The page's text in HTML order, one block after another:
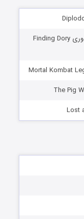
دانلود دوبله فارسی انیمیشن در جستجوی دوری Finding Dory